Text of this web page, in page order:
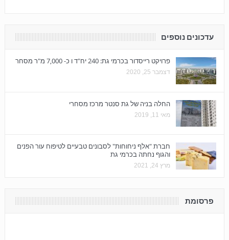
עדכונים נוספים
פרויקט רייסדור בכרמי גת: 240 יח"ד ו כ- 7,000 מ"ר מסחר
דצמבר 25, 2020
החלה בניה של גת סנטר מרכז מסחרי
מאי 11, 2019
חברת "אלף ניחוחות" לסבונים טבעיים לטיפוח עור הפנים
והגוף נחתה בכרמי גת
מרץ 24, 2021
פרסומת